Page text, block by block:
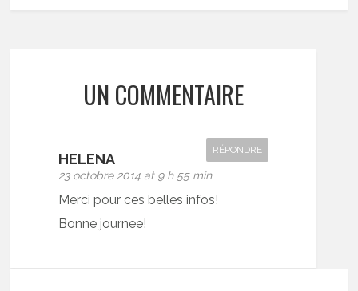
UN COMMENTAIRE
HELENA
23 octobre 2014 at 9 h 55 min
RÉPONDRE
Merci pour ces belles infos!
Bonne journee!